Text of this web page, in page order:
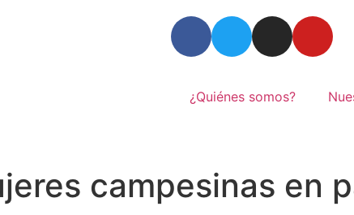
¿Quiénes somos?
campesinas en